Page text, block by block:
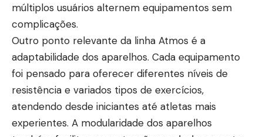
múltiplos usuários alternem equipamentos sem
complicações.
Outro ponto relevante da linha Atmos é a
adaptabilidade dos aparelhos. Cada equipamento
foi pensado para oferecer diferentes níveis de
resistência e variados tipos de exercícios,
atendendo desde iniciantes até atletas mais
experientes. A modularidade dos aparelhos